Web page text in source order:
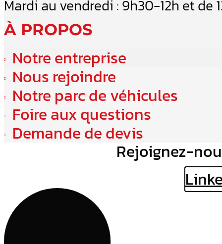
Mardi au vendredi : 9h30-12h et de
À PROPOS
Notre entreprise
Nous rejoindre
Notre parc de véhicules
Foire aux questions
Demande de devis
Rejoignez-